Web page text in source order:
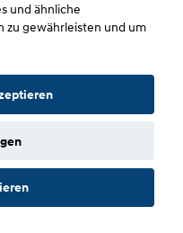
Scherhag
und ähnliche
zu gewährleisten und um